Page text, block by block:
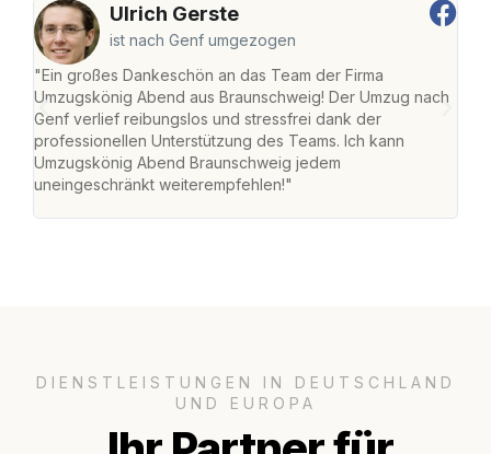
Ulrich Gerste
ist nach Genf umgezogen
"Ein großes Dankeschön an das Team der Firma
Umzugskönig Abend aus Braunschweig! Der Umzug nach
Genf verlief reibungslos und stressfrei dank der
professionellen Unterstützung des Teams. Ich kann
Umzugskönig Abend Braunschweig jedem
uneingeschränkt weiterempfehlen!"
DIENSTLEISTUNGEN IN DEUTSCHLAND
UND EUROPA